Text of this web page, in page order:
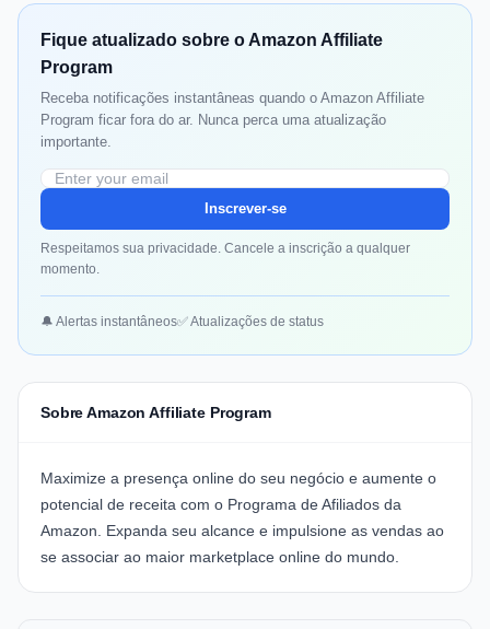
Fique atualizado sobre o Amazon Affiliate
Program
Receba notificações instantâneas quando o Amazon Affiliate
Program ficar fora do ar. Nunca perca uma atualização
importante.
Inscrever-se
Respeitamos sua privacidade. Cancele a inscrição a qualquer
momento.
🔔 Alertas instantâneos✅ Atualizações de status
Sobre Amazon Affiliate Program
Maximize a presença online do seu negócio e aumente o
potencial de receita com o Programa de Afiliados da
Amazon. Expanda seu alcance e impulsione as vendas ao
se associar ao maior marketplace online do mundo.